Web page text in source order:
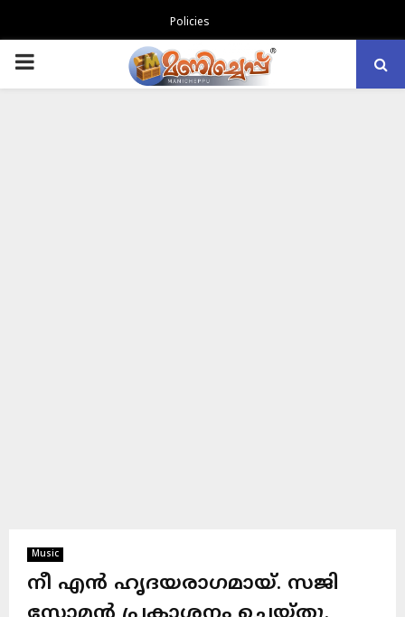
Policies
PRIMARY
Music
നീ എൻ ഹൃദയരാഗമായ്. സജി